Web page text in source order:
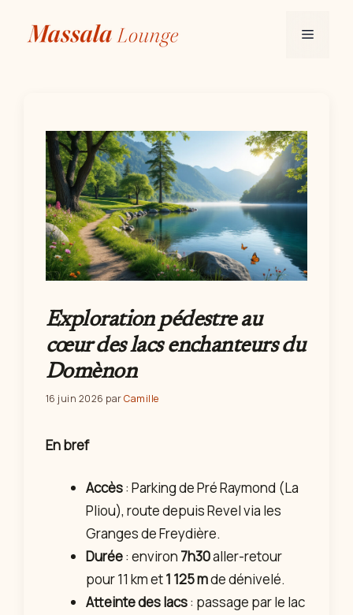
contenu
Menu
Exploration pédestre au
cœur des lacs enchanteurs du
Domènon
16 juin 2026 parCamille
En bref
Accès: Parking de Pré Raymond (La
Pliou), route depuis Revel via les
Granges de Freydière.
Durée: environ 7h30aller-retour
pour 11 km et1 125 mde dénivelé.
Atteinte des lacs: passage par le lac